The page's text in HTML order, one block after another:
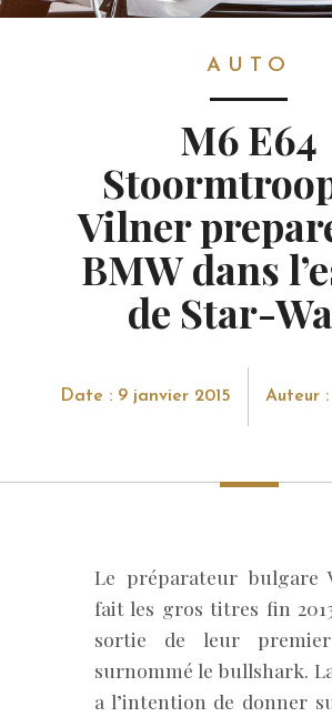
AUTO
M6 E64
Vilner
BMW dans
de Star-
Date : 9 janvier 2015 Auteur :
Le préparateur bulgare
fait les gros titres fin
sortie de leur
surnommé le bullshark.
a l’intention de donner